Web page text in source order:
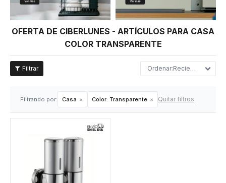
OFERTA DE CIBERLUNES - ARTÍCULOS PARA CASA
COLOR TRANSPARENTE
Recientes
Filtrando por: Casa Color: Transparente Quitar filtros